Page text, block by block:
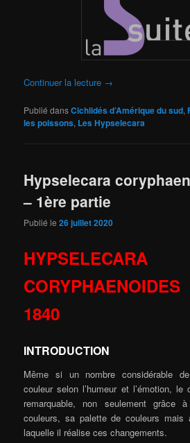
Continuer la lecture →
Publié dansCichlidés d’Amérique du sud,
les poissons, Les Hypselecara
Hypselecara
– 1ère partie
Publié le26 juillet 2020
HYPSELECARA
1840
INTRODUCTION
Même si un nombre considérable
couleur selon l’humeur et l’émotion,
remarquable, non seulement grâce
couleurs, sa palette de couleurs
laquelle il réalise ces changements.